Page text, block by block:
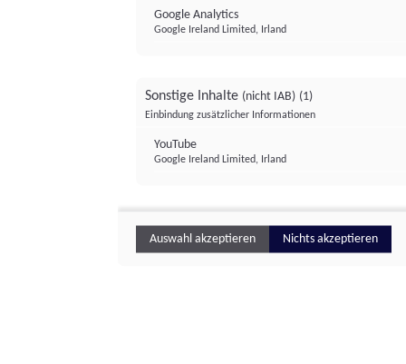
Google Analytics
Google Ireland Limited, Irland
Sonstige Inhalte (nicht IAB) (1)
Einbindung zusätzlicher Informationen
YouTube
Google Ireland Limited, Irland
Auswahl akzeptieren Nichts akzeptieren